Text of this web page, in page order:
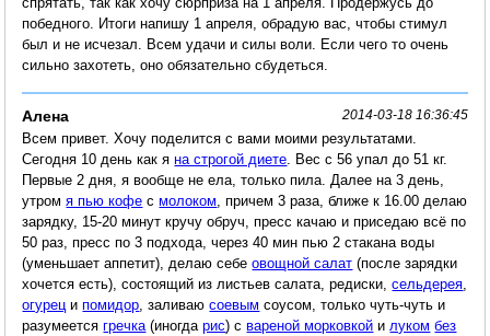
победного. Итоги напишу 1 апреля, обрадую вас, чтобы стимул
был и не исчезал. Всем удачи и силы воли. Если чего то очень
сильно захотеть, оно обязательно сбудеться.
Алена 2014-03-18 16:36:45
Всем привет. Хочу поделится с вами моими результатами.
Сегодня 10 день как яна строгой диете . Вес с 56 упал до 51 кг.
Первые 2 дня, я вообще не ела, только пила. Далее на 3 день,
утромя пью кофе смолоком , причем 3 раза, ближе к 16.00 делаю
зарядку, 15-20 минут кручу обруч, пресс качаю и приседаю всё по
50 раз, пресс по 3 подхода, через 40 мин пью 2 стакана воды
(уменьшает аппетит), делаю себеовощной салат (после зарядки
хочется есть), состоящий из листьев салата, редиски,сельдерея
огурец ипомидор , заливаюсоевым соусом, только чуть-чуть и
разумеетсягречка (иногдарис) свареной морковкой и луком без